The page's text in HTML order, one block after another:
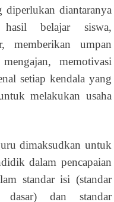
diperlukan diantaranya
belajar siswa,
memberikan umpan
memotivasi
setiap kendala yang
melakukan usaha
dimaksudkan untuk
dalam pencapaian
standar isi (standar
dasar) dan standar